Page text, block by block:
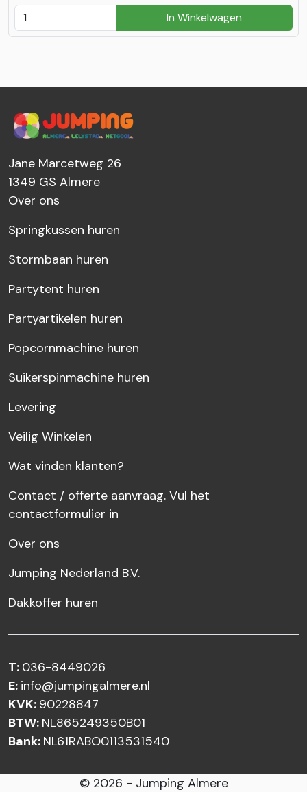
In Winkelwagen
Jane Marcetweg 26
1349 GS Almere
Over ons
Springkussen huren
Stormbaan huren
Partytent huren
Partyartikelen huren
Popcornmachine huren
Suikerspinmachine huren
Levering
Veilig Winkelen
Wat vinden klanten?
Contact / offerte aanvraag. Vul het
contactformulier in
Over ons
Jumping Nederland B.V.
Dakkoffer huren
T: 036-8449026
E: info@jumpingalmere.nl
KVK: 90228847
BTW: NL865249350B01
Bank: NL61RABO0113531540
© 2026 - Jumping Almere